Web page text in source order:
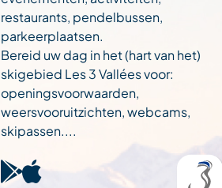
restaurants, pendelbussen,
parkeerplaatsen.
Bereid uw dag in het (hart van het)
skigebied Les 3 Vallées voor:
openingsvoorwaarden,
weersvooruitzichten, webcams,
skipassen....